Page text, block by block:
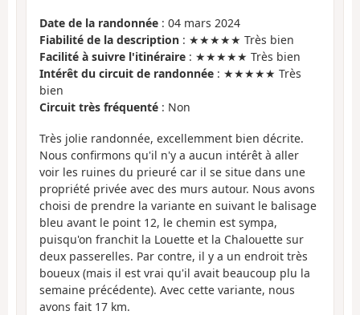
Date de la randonnée : 04 mars 2024
Fiabilité de la description : ★★★★★ Très bien
Facilité à suivre l'itinéraire : ★★★★★ Très bien
Intérêt du circuit de randonnée : ★★★★★ Très
bien
Circuit très fréquenté : Non
Très jolie randonnée, excellemment bien décrite.
Nous confirmons qu'il n'y a aucun intérêt à aller
voir les ruines du prieuré car il se situe dans une
propriété privée avec des murs autour. Nous avons
choisi de prendre la variante en suivant le balisage
bleu avant le point 12, le chemin est sympa,
puisqu'on franchit la Louette et la Chalouette sur
deux passerelles. Par contre, il y a un endroit très
boueux (mais il est vrai qu'il avait beaucoup plu la
semaine précédente). Avec cette variante, nous
avons fait 17 km.